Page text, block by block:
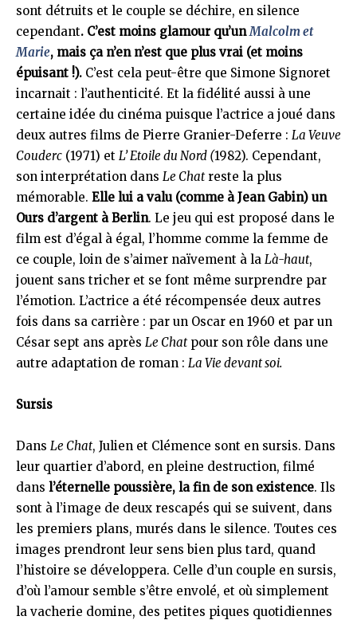
sont détruits et le couple se déchire, en silence
cependant. C’est moins glamour qu’unMalcolm et
Marie, mais ça n’en n’est que plus vrai (et moins
épuisant !). C’est cela peut-être que Simone Signoret
incarnait : l’authenticité. Et la fidélité aussi à une
certaine idée du cinéma puisque l’actrice a joué dans
deux autres films de Pierre Granier-Deferre : La Veuve
Couderc (1971) et L’ Etoile du Nord (1982). Cependant,
son interprétation dans Le Chatreste la plus
mémorable. Elle lui a valu (comme à Jean Gabin) un
Ours d’argent à Berlin. Le jeu qui est proposé dans le
film est d’égal à égal, l’homme comme la femme de
ce couple, loin de s’aimer naïvement à la Là-haut,
jouent sans tricher et se font même surprendre par
l’émotion. L’actrice a été récompensée deux autres
fois dans sa carrière : par un Oscar en 1960 et par un
César sept ans après Le Chatpour son rôle dans une
autre adaptation de roman : La Vie devant soi.
Sursis
Dans Le Chat, Julien et Clémence sont en sursis. Dans
leur quartier d’abord, en pleine destruction, filmé
dans l’éternelle poussière, la fin de son existence. Ils
sont à l’image de deux rescapés qui se suivent, dans
les premiers plans, murés dans le silence. Toutes ces
images prendront leur sens bien plus tard, quand
l’histoire se développera. Celle d’un couple en sursis,
d’où l’amour semble s’être envolé, et où simplement
la vacherie domine, des petites piques quotidiennes